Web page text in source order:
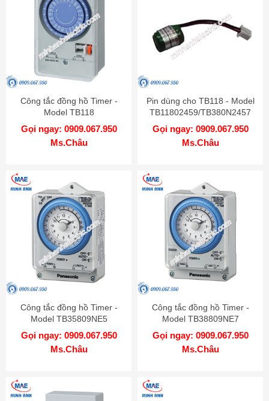
Công tắc đồng hồ Timer -
Model TB118
Gọi ngay: 0909.067.950
Ms.Châu
Pin dùng cho TB118 - Model
TB11802459/TB380N2457
Gọi ngay: 0909.067.950
Ms.Châu
Công tắc đồng hồ Timer -
Model TB35809NE5
Gọi ngay: 0909.067.950
Ms.Châu
Công tắc đồng hồ Timer -
Model TB38809NE7
Gọi ngay: 0909.067.950
Ms.Châu